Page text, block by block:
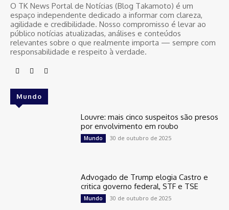
O TK News Portal de Notícias (Blog Takamoto) é um
espaço independente dedicado a informar com clareza,
agilidade e credibilidade. Nosso compromisso é levar ao
público notícias atualizadas, análises e conteúdos
relevantes sobre o que realmente importa — sempre com
responsabilidade e respeito à verdade.
Mundo
Louvre: mais cinco suspeitos são presos
por envolvimento em roubo
Mundo 30 de outubro de 2025
Advogado de Trump elogia Castro e
critica governo federal, STF e TSE
Mundo 30 de outubro de 2025